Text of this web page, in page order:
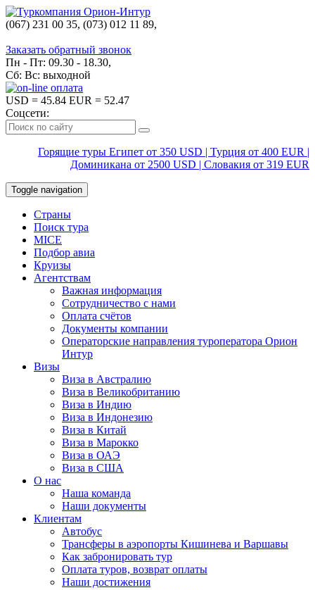
(067) 231 00 35, (073) 012 11 89,
Заказать обратный звонок
Пн - Пт: 09.30 - 18.30,
Сб: Вс: выходной
USD = 45.84 EUR = 52.47
Соцсети:
Горящие туры Египет от 350 USD | Турция от 400 EUR |
Доминикана от 2500 USD | Словакия от 319 EUR
Toggle navigation
Страны
Поиск тура
MICE
Подбор авиа
Круизы
Агентствам
Важная информация
Сотрудничество с нами
Оплата счётов
Документы компании
Операторские направления туроператора Орион
Интур
Визы
Виза в Австралию
Виза в Великобританию
Виза в Индию
Виза в Индонезию
Виза в Китай
Виза в Марокко
Виза в ОАЭ
Виза в США
О нас
Наша команда
Наши документы
Клиентам
Автобус
Трансферы в аэропорты Кишинева и Варшавы
Как забронировать тур
Оплата туров, возврат оплаты
Наши достижения